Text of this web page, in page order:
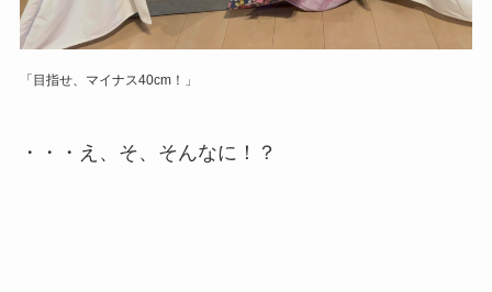
「目指せ、マイナス40cm！」
・・・え、そ、そんなに！？